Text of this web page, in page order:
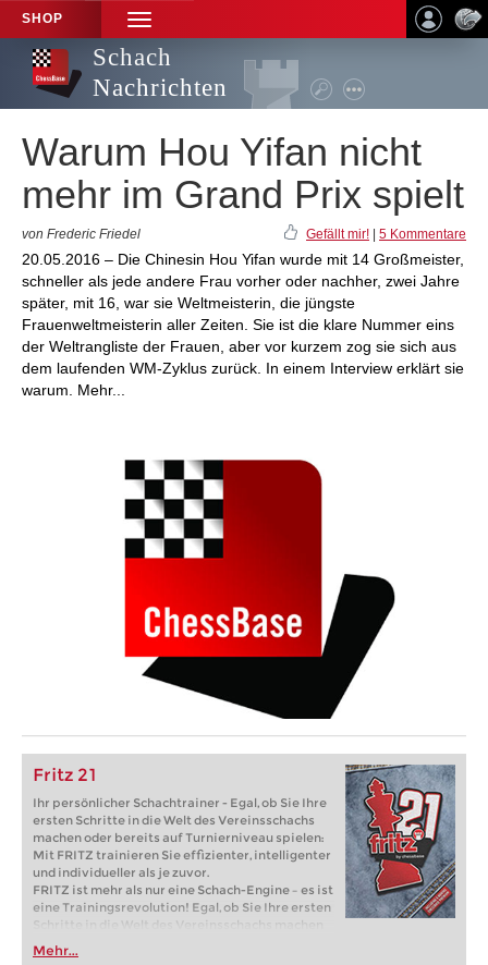
SHOP
TOGGLE
NAVIGATION
Schach
Nachrichten
Warum Hou Yifan nicht
mehr im Grand Prix spielt
von Frederic Friedel Gefällt mir! 5 Kommentare
20.05.2016 – Die Chinesin Hou Yifan wurde mit 14 Großmeister,
schneller als jede andere Frau vorher oder nachher, zwei Jahre
später, mit 16, war sie Weltmeisterin, die jüngste
Frauenweltmeisterin aller Zeiten. Sie ist die klare Nummer eins
der Weltrangliste der Frauen, aber vor kurzem zog sie sich aus
dem laufenden WM-Zyklus zurück. In einem Interview erklärt sie
warum. Mehr...
Fritz 21
Ihr persönlicher Schachtrainer - Egal, ob Sie Ihre
ersten Schritte in die Welt des Vereinsschachs
machen oder bereits auf Turnierniveau spielen:
Mit FRITZ trainieren Sie effizienter, intelligenter
und individueller als je zuvor.
FRITZ ist mehr als nur eine Schach-Engine – es ist
eine Trainingsrevolution! Egal, ob Sie Ihre ersten
Schritte in die Welt des Vereinsschachs machen
oder bereits auf Turnierniveau spielen: Mit
FRITZ trainieren Sie effizienter, intelligenter und
Mehr...